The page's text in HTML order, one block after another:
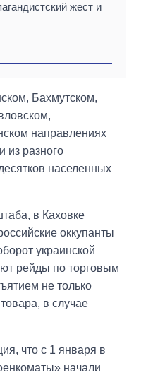
жест и
Бахмутском,
направлениях
из разного
населенных
в Каховке
оккупанты
украинской
рейды по торговым
не только
в случае
что с 1 января в
начали